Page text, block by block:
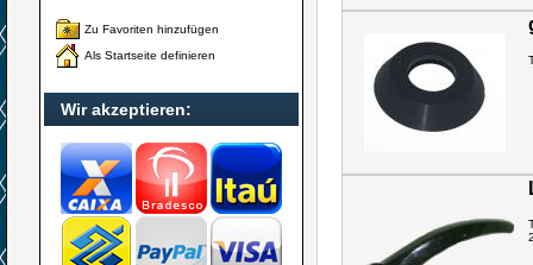
Zu Favoriten hinzufügen
Als Startseite definieren
Wir akzeptieren: